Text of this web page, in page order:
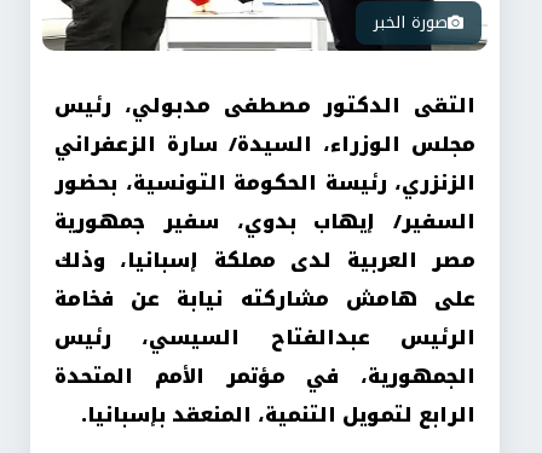
صورة الخبر
التقى الدكتور مصطفى مدبولي، رئيس
مجلس الوزراء، السيدة/ سارة الزعفراني
الزنزري، رئيسة الحكومة التونسية، بحضور
السفير/ إيهاب بدوي، سفير جمهورية
مصر العربية لدى مملكة إسبانيا، وذلك
على هامش مشاركته نيابة عن فخامة
الرئيس عبدالفتاح السيسي، رئيس
الجمهورية، في مؤتمر الأمم المتحدة
الرابع لتمويل التنمية، المنعقد بإسبانيا.